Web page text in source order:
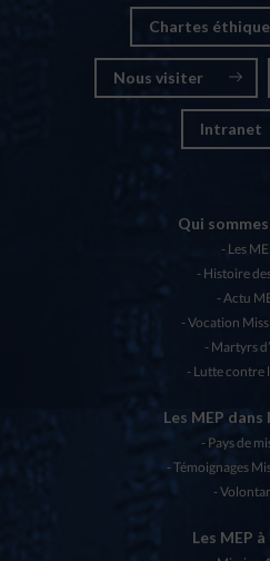
Chartes
Nous visiter
Intranet
Qui
Les
Histoire
Actu
Vocation
Martyrs
Lutte contre
Les MEP
Pays de
Témoignages
Les MEP